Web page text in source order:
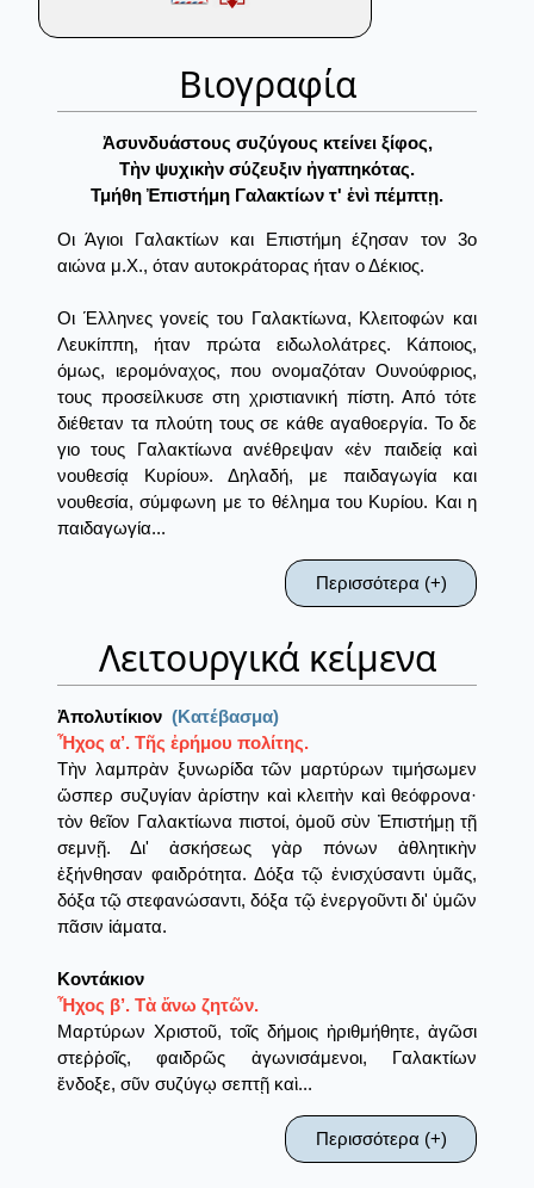
Βιογραφία
Ἀσυνδυάστους συζύγους κτείνει ξίφος,
Τὴν ψυχικὴν σύζευξιν ἠγαπηκότας.
Τμήθη Ἐπιστήμη Γαλακτίων τ' ἑνὶ πέμπτῃ.
Οι Άγιοι Γαλακτίων και Επιστήμη έζησαν τον 3ο
αιώνα μ.Χ., όταν αυτοκράτορας ήταν ο Δέκιος.
Οι Έλληνες γονείς του Γαλακτίωνα, Κλειτοφών και
Λευκίππη, ήταν πρώτα ειδωλολάτρες. Κάποιος,
όμως, ιερομόναχος, που ονομαζόταν Ουνούφριος,
τους προσείλκυσε στη χριστιανική πίστη. Από τότε
διέθεταν τα πλούτη τους σε κάθε αγαθοεργία. Το δε
γιο τους Γαλακτίωνα ανέθρεψαν «ἐν παιδείᾳ καὶ
νουθεσίᾳ Κυρίου». Δηλαδή, με παιδαγωγία και
νουθεσία, σύμφωνη με το θέλημα του Κυρίου. Και η
παιδαγωγία...
Περισσότερα (+)
Λειτουργικά κείμενα
Ἀπολυτίκιον (Κατέβασμα)
Ἦχος α’. Τῆς ἐρήμου πολίτης.
Tὴν λαμπρὰν ξυνωρίδα τῶν μαρτύρων τιμήσωμεν
ὥσπερ συζυγίαν ἀρίστην καὶ κλειτὴν καὶ θεόφρονα·
τὸν θεῖον Γαλακτίωνα πιστοί, ὁμοῦ σὺν Ἐπιστήμῃ τῇ
σεμνῇ. Δι' ἀσκήσεως γὰρ πόνων ἀθλητικὴν
ἐξήνθησαν φαιδρότητα. Δόξα τῷ ἐνισχύσαντι ὑμᾶς,
δόξα τῷ στεφανώσαντι, δόξα τῷ ἐνεργοῦντι δι' ὑμῶν
πᾶσιν ἰάματα.
Κοντάκιον
Ἦχος β’. Τὰ ἄνω ζητῶν.
Μαρτύρων Χριστοῦ, τοῖς δήμοις ἠριθμήθητε, ἀγῶσι
στεῤῥοῖς, φαιδρῶς ἀγωνισάμενοι, Γαλακτίων
ἔνδοξε, σῦν συζύγῳ σεπτῇ καὶ...
Περισσότερα (+)